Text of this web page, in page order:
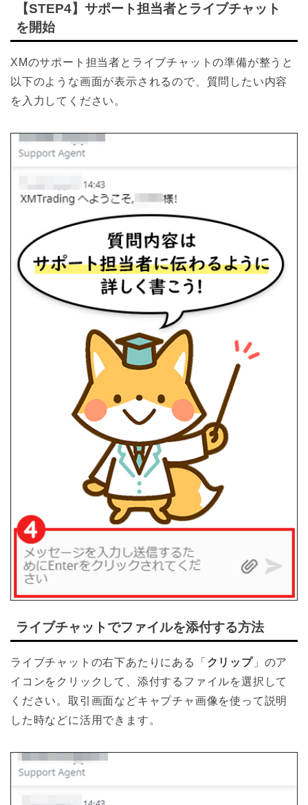
【STEP4】サポート担当者とライブチャット
を開始
XMのサポート担当者とライブチャットの準備が整うと
以下のような画面が表示されるので、質問したい内容
を入力してください。
ライブチャットでファイルを添付する方法
ライブチャットの右下あたりにある「 クリップ」のア
イコンをクリックして、添付するファイルを選択して
ください。取引画面などキャプチャ画像を使って説明
した時などに活用できます。